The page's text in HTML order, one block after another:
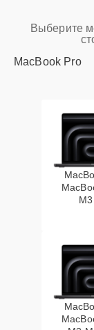
Выберите
MacBook Pro